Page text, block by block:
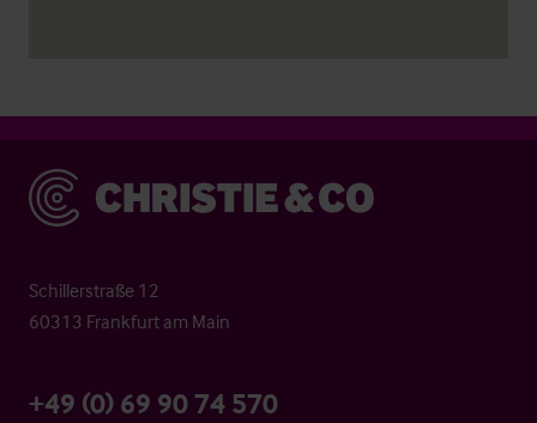
Christie & Co
Schillerstraße 12
60313 Frankfurt am Main
+49 (0) 69 90 74 570